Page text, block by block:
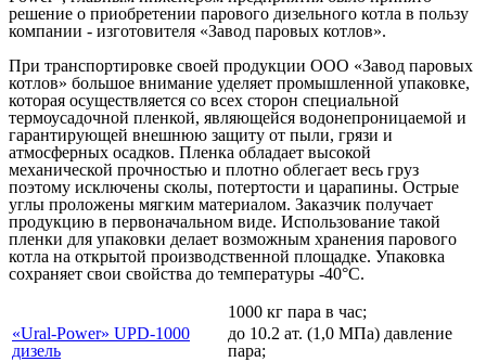
решение о приобретении парового дизельного котла в пользу
компании - изготовителя «Завод паровых котлов».
При транспортировке своей продукции ООО «Завод паровых
котлов» большое внимание уделяет промышленной упаковке,
которая осуществляется со всех сторон специальной
термоусадочной пленкой, являющейся водонепроницаемой и
гарантирующей внешнюю защиту от пыли, грязи и
атмосферных осадков. Пленка обладает высокой
механической прочностью и плотно облегает весь груз
поэтому исключены сколы, потертости и царапины. Острые
углы проложены мягким материалом. Заказчик получает
продукцию в первоначальном виде. Использование такой
пленки для упаковки делает возможным хранения парового
котла на открытой производственной площадке. Упаковка
сохраняет свои свойства до температуры -40°С.
«Ural-Power» UPD-1000
дизель
1000 кг пара в час;
до 10.2 ат. (1,0 МПа) давление
пара;